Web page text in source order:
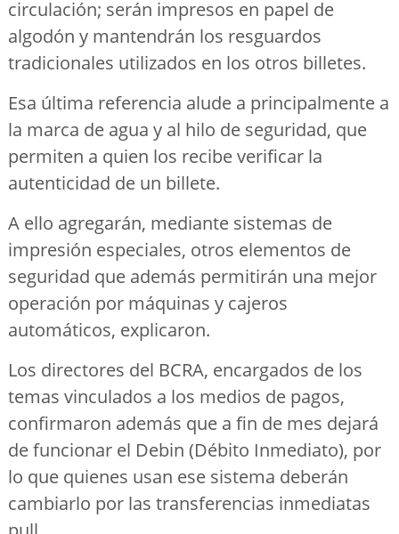
circulación; serán impresos en papel de
algodón y mantendrán los resguardos
tradicionales utilizados en los otros billetes.
Esa última referencia alude a principalmente a
la marca de agua y al hilo de seguridad, que
permiten a quien los recibe verificar la
autenticidad de un billete.
A ello agregarán, mediante sistemas de
impresión especiales, otros elementos de
seguridad que además permitirán una mejor
operación por máquinas y cajeros
automáticos, explicaron.
Los directores del BCRA, encargados de los
temas vinculados a los medios de pagos,
confirmaron además que a fin de mes dejará
de funcionar el Debin (Débito Inmediato), por
lo que quienes usan ese sistema deberán
cambiarlo por las transferencias inmediatas